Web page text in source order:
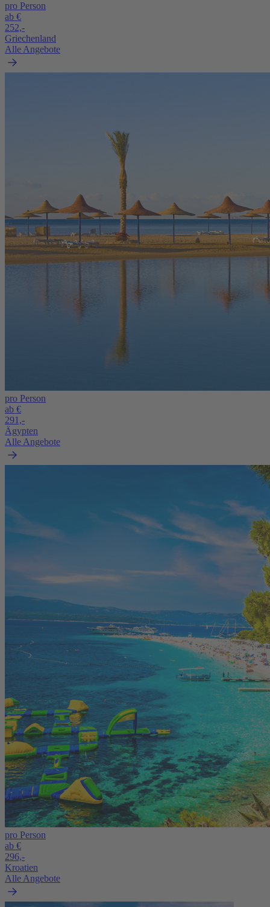
pro Person
ab €
252,-
Griechenland
Alle Angebote
pro Person
ab €
291,-
Ägypten
Alle Angebote
pro Person
ab €
296,-
Kroatien
Alle Angebote